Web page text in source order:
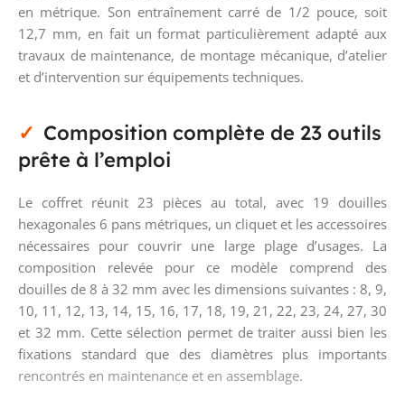
en métrique. Son entraînement carré de 1/2 pouce, soit
12,7 mm, en fait un format particulièrement adapté aux
travaux de maintenance, de montage mécanique, d’atelier
et d’intervention sur équipements techniques.
Composition complète de 23 outils
prête à l’emploi
Le coffret réunit 23 pièces au total, avec 19 douilles
hexagonales 6 pans métriques, un cliquet et les accessoires
nécessaires pour couvrir une large plage d’usages. La
composition relevée pour ce modèle comprend des
douilles de 8 à 32 mm avec les dimensions suivantes : 8, 9,
10, 11, 12, 13, 14, 15, 16, 17, 18, 19, 21, 22, 23, 24, 27, 30
et 32 mm. Cette sélection permet de traiter aussi bien les
fixations standard que des diamètres plus importants
rencontrés en maintenance et en assemblage.